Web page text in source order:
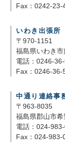
Fax：0242-23-
いわき出張所
〒970-1151
福島県いわき
電話：0246-
Fax：0246-36-
中通り連絡事
〒963-8035
福島県郡山市
電話：024-
Fax：024-983-